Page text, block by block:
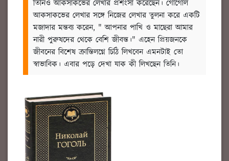
তিনিও আকসাকভের লেখার প্রশংসা করেছেন। গোগোল
আকসাকভের লেখার সঙ্গে নিজের লেখার তুলনা করে একটি
মজাদার মন্তব্য করেন, " আপনার পাখি ও মাছেরা আমার
নারী পুরুষদের থেকে বেশি জীবন্ত।" এহেন প্রিয়জনকে
জীবনের বিশেষ ক্রান্তিলগ্নে চিঠি লিখবেন এমনটাই তো
স্বাভাবিক। এবার পড়ে দেখা যাক কী লিখছেন তিনি।